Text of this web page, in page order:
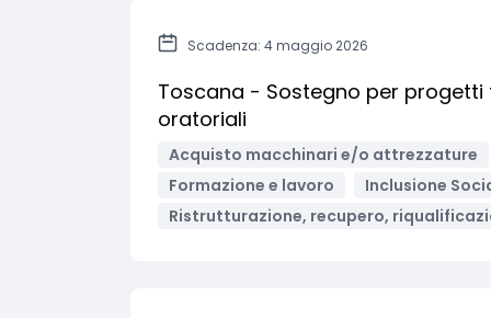
Scadenza: 4 maggio 2026
Toscana - Sostegno per
oratoriali
Acquisto macchinari e/o attrezzature
Formazione e lavoro
Inclusione
Ristrutturazione, recupero,